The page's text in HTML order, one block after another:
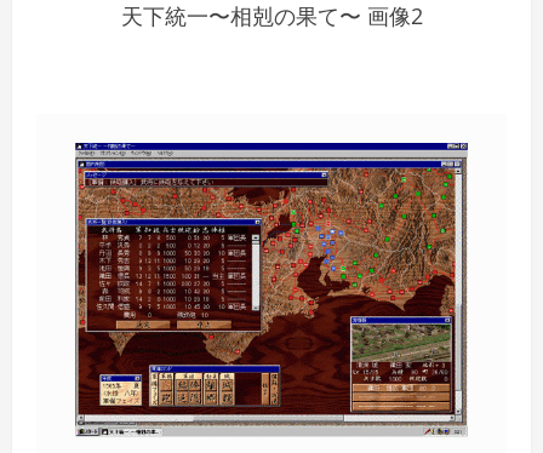
天下統一〜相剋の果て〜 画像2